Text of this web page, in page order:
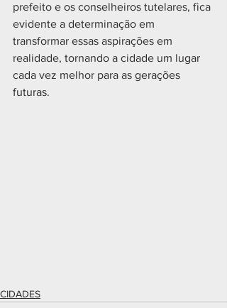
prefeito e os conselheiros tutelares, fica
evidente a determinação em
transformar essas aspirações em
realidade, tornando a cidade um lugar
cada vez melhor para as gerações
futuras.
CIDADES